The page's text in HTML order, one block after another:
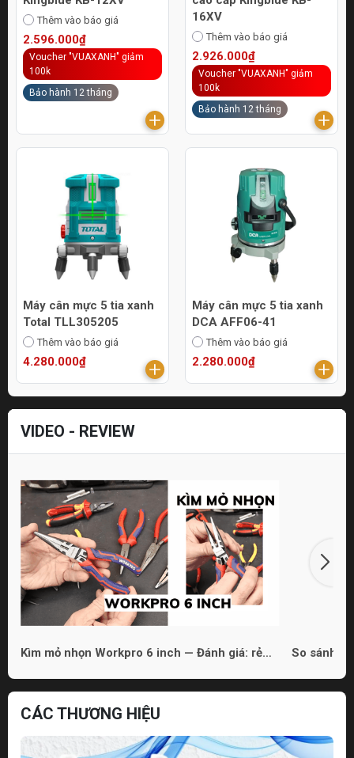
Thêm vào báo giá
2.596.000₫
Voucher "VUAXANH" giảm
100k
Bảo hành 12 tháng
16XV
Thêm vào báo giá
2.926.000₫
Voucher "VUAXANH" giảm
100k
Bảo hành 12 tháng
Máy cân mực 5 tia xanh
Total TLL305205
Thêm vào báo giá
4.280.000₫
Máy cân mực 5 tia xanh
DCA AFF06-41
Thêm vào báo giá
2.280.000₫
VIDEO - REVIEW
Kìm mỏ nhọn Workpro 6 inch — Đánh giá: rẻ
So sánh 3
CÁC THƯƠNG HIỆU